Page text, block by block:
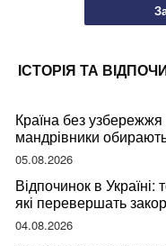
ІСТОРІЯ ТА
Країна без
мандрівники
05.08.2026
Відпочинок в Україні:
які перевершать
04.08.2026